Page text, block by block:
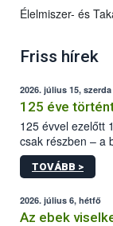
Élelmiszer- és
Friss hírek
2026. július 15, szerda
125 éve
125 évvel ezelőtt
csak részben – a
állomás a Kis
tervezett új
TOVÁBB >
2026. július 6, hétfő
Az ebek